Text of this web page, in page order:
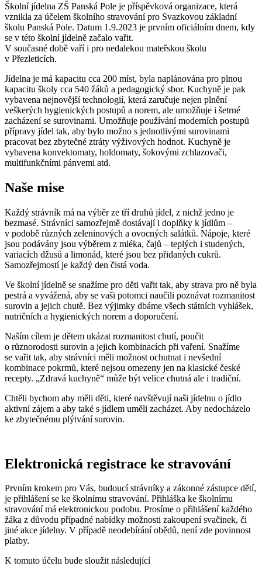
Školní jídelna ZŠ Panská Pole je příspěvková organizace, která
vznikla za účelem školního stravování pro Svazkovou základní
školu Panská Pole. Datum 1.9.2023 je prvním oficiálním dnem, kdy
se v této školní jídelně začalo vařit.
V současné době vaří i pro nedalekou mateřskou školu
v Přezleticích.
Jídelna je má kapacitu cca 200 míst, byla naplánována pro plnou
kapacitu školy cca 540 žáků a pedagogický sbor. Kuchyně je pak
vybavena nejnovější technologií, která zaručuje nejen plnění
veškerých hygienických postupů a norem, ale umožňuje i šetrné
zacházení se surovinami. Umožňuje používání moderních postupů
přípravy jídel tak, aby bylo možno s jednotlivými surovinami
pracovat bez zbytečné ztráty výživových hodnot. Kuchyně je
vybavena konvektomaty, holdomaty, šokovými zchlazovači,
multifunkčními pánvemi atd.
Naše mise
Každý strávník má na výběr ze tří druhů jídel, z nichž jedno je
bezmasé. Strávníci samozřejmě dostávají i doplňky k jídlům –
v podobě různých zeleninových a ovocných salátků. Nápoje, které
jsou podávány jsou výběrem z mléka, čajů – teplých i studených,
variacích džusů a limonád, které jsou bez přidaných cukrů.
Samozřejmostí je každý den čistá voda.
Ve školní jídelně se snažíme pro děti vařit tak, aby strava pro ně byla
pestrá a vyvážená, aby se vaši potomci naučili poznávat rozmanitost
surovin a jejich chutě. Bez výjimky dbáme všech státních vyhlášek,
nutričních a hygienických norem a doporučení.
Naším cílem je dětem ukázat rozmanitost chutí, poučit
o různorodosti surovin a jejich kombinacích při vaření. Snažíme
se vařit tak, aby strávníci měli možnost ochutnat i nevšední
kombinace pokrmů, které nejsou omezeny jen na klasické české
recepty. „Zdravá kuchyně“ může být velice chutná ale i tradiční.
Chtěli bychom aby měli děti, které navštěvují naši jídelnu o jídlo
aktivní zájem a aby také s jídlem uměli zacházet. Aby nedocházelo
ke zbytečnému plýtvání surovin.
Elektronická registrace ke stravování
Prvním krokem pro Vás, budoucí strávníky a zákonné zástupce dětí,
je přihlášení se ke školnímu stravování. Přihláška ke školnímu
stravování má elektronickou podobu. Prosíme o přihlášení každého
žáka z důvodu případné nabídky možnosti zakoupení svačinek, či
jiné akce jídelny. V případě neodebírání obědů, není zde povinnost
platby.
K tomuto účelu bude sloužit následující